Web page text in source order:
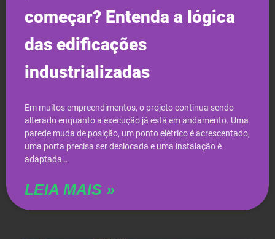
começar? Entenda a lógica
das edificações
industrializadas
Em muitos empreendimentos, o projeto continua sendo
alterado enquanto a execução já está em andamento. Uma
parede muda de posição, um ponto elétrico é acrescentado,
uma porta precisa ser deslocada e uma instalação é
adaptada…
LEIA MAIS »